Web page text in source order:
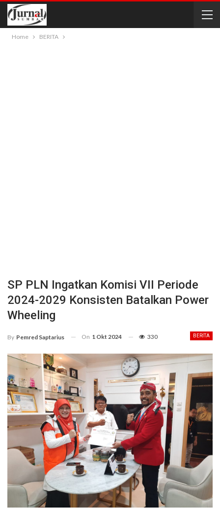
Home BERITA
SP PLN Ingatkan Komisi VII Periode
2024-2029 Konsisten Batalkan Power
Wheeling
BERITA
By Pemred Saptarius On 1 Okt 2024 330